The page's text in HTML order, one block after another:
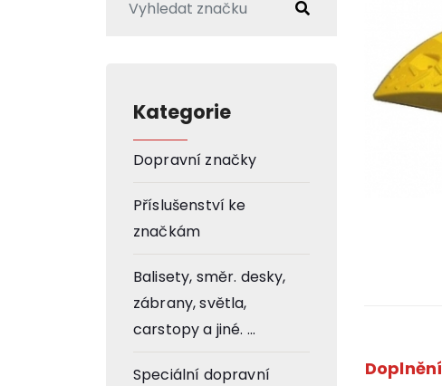
Kategorie
Dopravní značky
Příslušenství ke
značkám
Balisety, směr. desky,
zábrany, světla,
carstopy a jiné. ...
Speciální dopravní
Doplnění